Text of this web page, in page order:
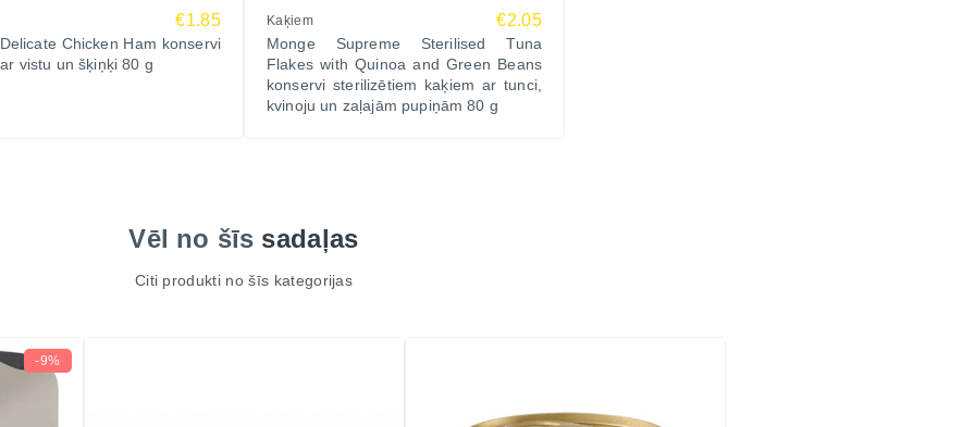
€1.85
Chicken Ham konservi
vistu un šķiņķi 80 g
Kaķiem €2.05
Monge Supreme Sterilised Tuna
Flakes with Quinoa and Green Beans
konservi sterilizētiem kaķiem ar tunci,
kvinoju un zaļajām pupiņām 80 g
Vēl no šīs sadaļas
Citi produkti no šīs kategorijas
-9%